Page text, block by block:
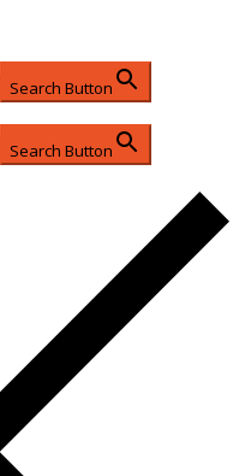
Search Button
Search Button